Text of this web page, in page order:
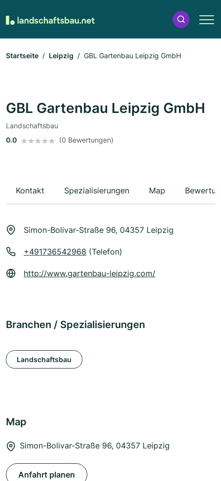
Startseite Leipzig GBL Gartenbau Leipzig GmbH
GBL Gartenbau Leipzig GmbH
Landschaftsbau
0.0
(0 Bewertungen)
Kontakt Spezialisierungen Map
Simon-Bolivar-Straße 96, 04357 Leipzig
+491736542968 (Telefon)
http://www.gartenbau-leipzig.com/
Branchen / Spezialisierungen
Landschaftsbau
Map
Simon-Bolivar-Straße 96, 04357 Leipzig
Anfahrt planen